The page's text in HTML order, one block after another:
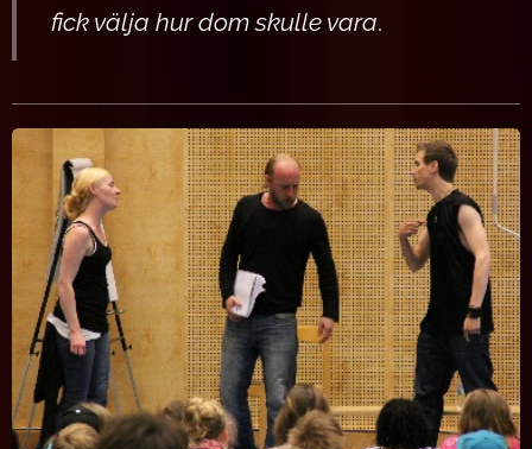
fick välja hur dom skulle vara.